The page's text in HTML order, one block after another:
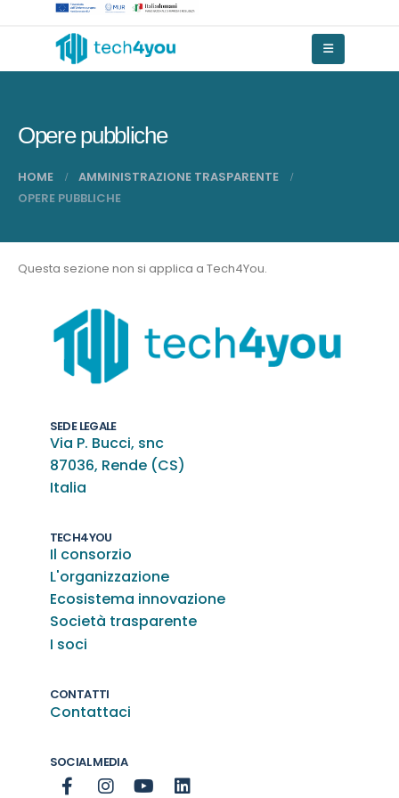
Opere pubbliche
HOME
AMMINISTRAZIONE TRASPARENTE
OPERE PUBBLICHE
Questa sezione non si applica a Tech4You.
SEDE LEGALE
Via P. Bucci, snc
87036, Rende (CS)
Italia
TECH4YOU
Il consorzio
L'organizzazione
Ecosistema innovazione
Società trasparente
I soci
CONTATTI
Contattaci
SOCIAL MEDIA